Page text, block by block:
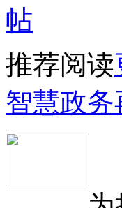
推荐阅读
智慧政